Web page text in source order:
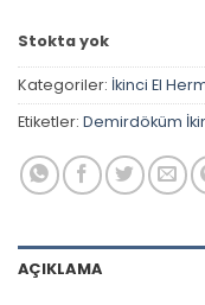
Stokta yok
Kategoriler: İkinci El
Etiketler: Demirdöküm
AÇIKLAMA